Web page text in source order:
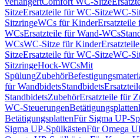
SitzeErsatzteile für WC-SitzeWC-
SitzringeWCs für Kinder
WCsErsatzteile für Wand-WCs
WCsWC-Sitze für Kinder
SitzeErsatzteile für WC-SitzeWC-
SitzringeHock-WCsMit
SpülungZubehör
für WandbidetsStandbidets
StandbidetsZubehörErsatzteile für
WC-SteuerungenBetätigungsplatten
BetätigungsplattenFür Sigma UP-
Sigma UP-SpülkästenFür Omega